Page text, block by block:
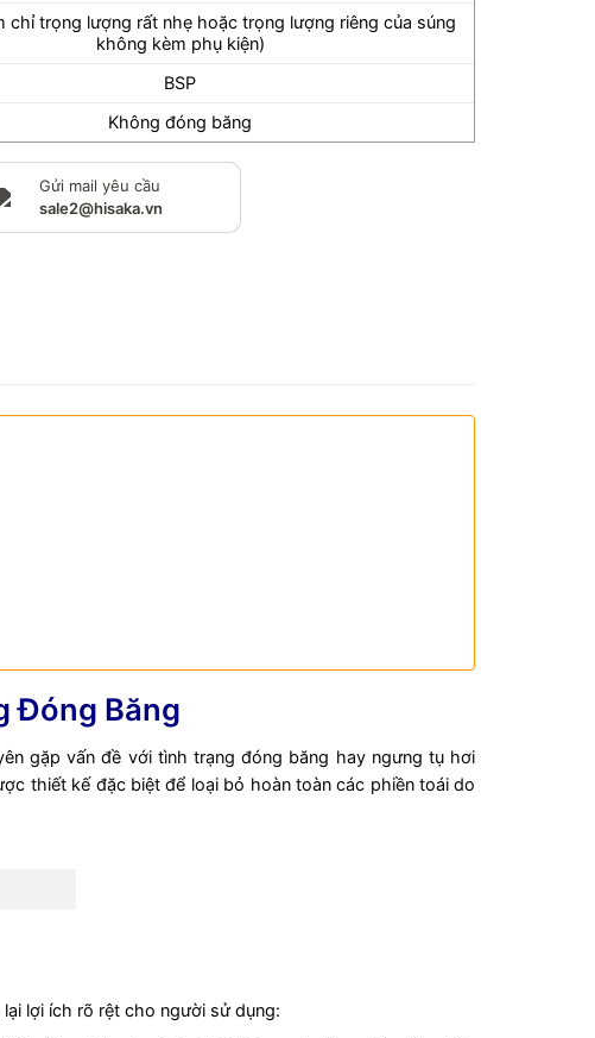
chỉ trọng lượng rất nhẹ hoặc trọng lượng riêng của súng
không kèm phụ kiện)
BSP
Không đóng băng
Gửi mail yêu cầu
sale2@hisaka.vn
Đóng Băng
gặp vấn đề với tình trạng đóng băng hay ngưng tụ hơi
thiết kế đặc biệt để loại bỏ hoàn toàn các phiền toái do
lợi ích rõ rệt cho người sử dụng: